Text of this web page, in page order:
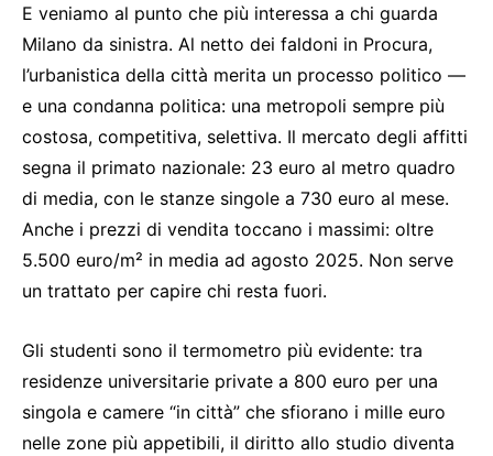
E veniamo al punto che più interessa a chi guarda
Milano da sinistra. Al netto dei faldoni in Procura,
l’urbanistica della città merita un processo politico —
e una condanna politica: una metropoli sempre più
costosa, competitiva, selettiva. Il mercato degli affitti
segna il primato nazionale: 23 euro al metro quadro
di media, con le stanze singole a 730 euro al mese.
Anche i prezzi di vendita toccano i massimi: oltre
5.500 euro/m² in media ad agosto 2025. Non serve
un trattato per capire chi resta fuori.
Gli studenti sono il termometro più evidente: tra
residenze universitarie private a 800 euro per una
singola e camere “in città” che sfiorano i mille euro
nelle zone più appetibili, il diritto allo studio diventa